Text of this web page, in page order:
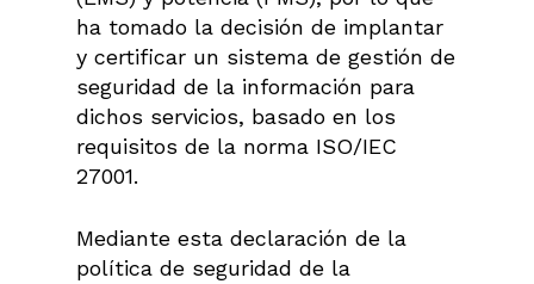
ha tomado la decisión de implantar
y certificar un sistema de gestión de
seguridad de la información para
dichos servicios, basado en los
requisitos de la norma ISO/IEC
27001.
Mediante esta declaración de la
política de seguridad de la